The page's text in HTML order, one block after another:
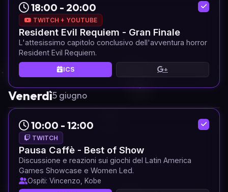
18:00 - 20:00
TWITCH + YOUTUBE
Resident Evil Requiem - Gran Finale
L'attesissimo capitolo conclusivo dell'avventura horror
Resident Evil Requiem.
ICS +
Venerdì5 giugno
10:00 - 12:00
TWITCH
Pausa Caffè - Best of Show
Discussione e reazioni sui giochi del Latin America
Games Showcase e Women Led.
Ospiti: Vincenzo, Kobe